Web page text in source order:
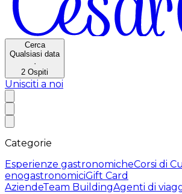
Cerca
Qualsiasi data
·
2 Ospiti
Unisciti a noi
Categorie
Esperienze gastronomicheCorsi di
enogastronomiciGift Card
AziendeTeam BuildingAgenti di